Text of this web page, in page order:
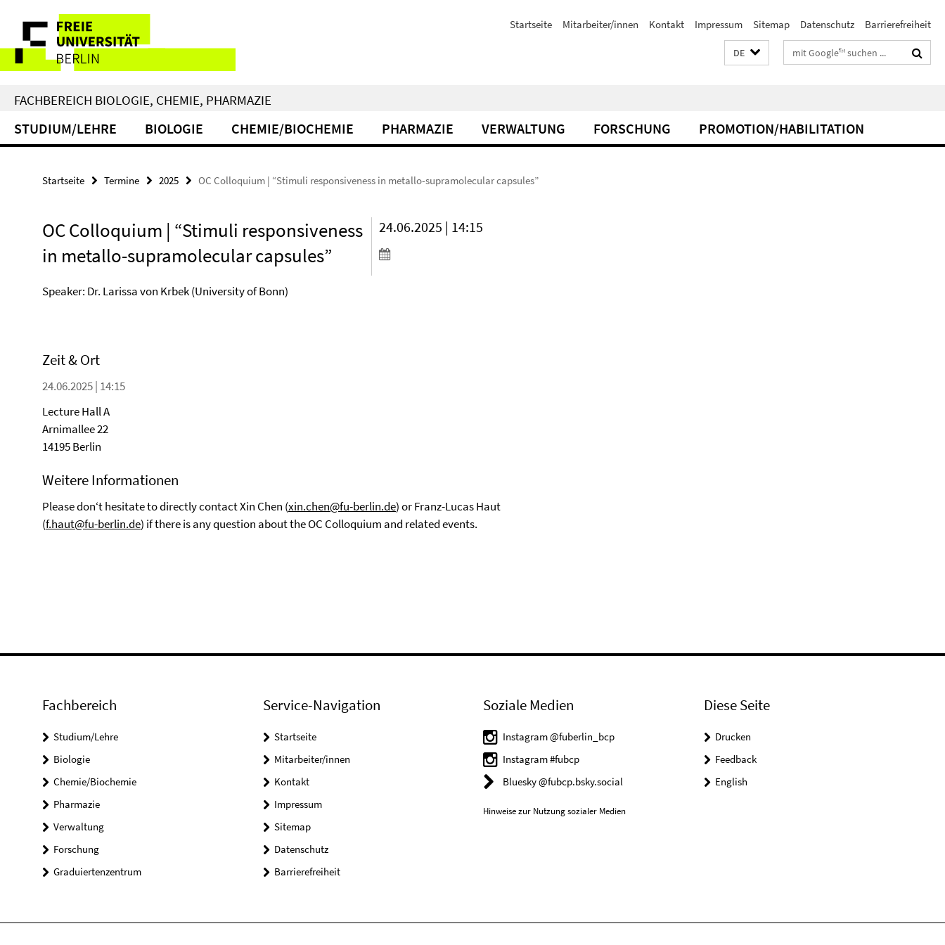
direkt
Inhalt
Service-
Navigation
Startseite Mitarbeiter/innen Kontakt Impressum Sitemap Datenschutz Barrierefreiheit
DE Suchbegriffe
FACHBEREICH BIOLOGIE, CHEMIE, PHARMAZIE
STUDIUM/LEHRE BIOLOGIE CHEMIE/BIOCHEMIE PHARMAZIE VERWALTUNG FORSCHUNG PROMOTION/HABILITATION
Startseite Termine 2025 OC Colloquium | “Stimuli responsiveness in metallo-supramolecular capsules”
OC Colloquium | “Stimuli responsiveness
in metallo-supramolecular capsules”
24.06.2025 | 14:15
Speaker: Dr. Larissa von Krbek (University of Bonn)
Zeit & Ort
24.06.2025 | 14:15
Lecture Hall A
Arnimallee 22
14195 Berlin
Weitere Informationen
Please don‘t hesitate to directly contact Xin Chen (xin.chen@fu-berlin.de) or Franz-Lucas Haut
(f.haut@fu-berlin.de) if there is any question about the OC Colloquium and related events.
Fachbereich
Studium/Lehre
Biologie
Chemie/Biochemie
Pharmazie
Verwaltung
Forschung
Graduiertenzentrum
Service-Navigation
Startseite
Mitarbeiter/innen
Kontakt
Impressum
Sitemap
Datenschutz
Barrierefreiheit
Soziale Medien
Instagram @fuberlin_bcp
Instagram #fubcp
Bluesky @fubcp.bsky.social
Hinweise zur Nutzung sozialer Medien
Diese Seite
Drucken
Feedback
English